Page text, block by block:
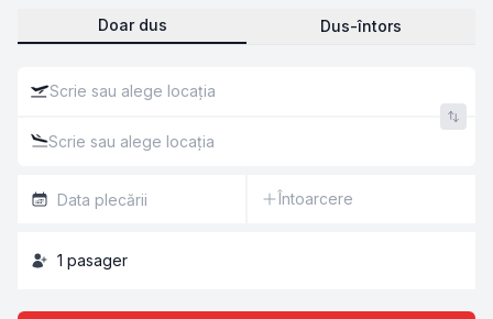
Doar dus Dus-întors
Întoarcere
1 pasager